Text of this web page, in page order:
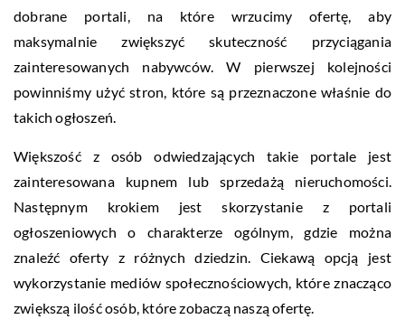
dobrane portali, na które wrzucimy ofertę, aby
maksymalnie zwiększyć skuteczność przyciągania
zainteresowanych nabywców. W pierwszej kolejności
powinniśmy użyć stron, które są przeznaczone właśnie do
takich ogłoszeń.
Większość z osób odwiedzających takie portale jest
zainteresowana kupnem lub sprzedażą nieruchomości.
Następnym krokiem jest skorzystanie z portali
ogłoszeniowych o charakterze ogólnym, gdzie można
znaleźć oferty z różnych dziedzin. Ciekawą opcją jest
wykorzystanie mediów społecznościowych, które znacząco
zwiększą ilość osób, które zobaczą naszą ofertę.